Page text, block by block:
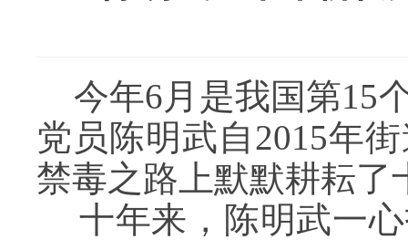
今年6月是我国第15
党员陈明武自2015年
禁毒之路上默默耕耘了
十年来，陈明武一